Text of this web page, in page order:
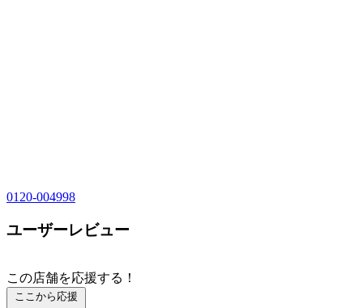
0120-004998
ユーザーレビュー
この店舗を応援する！
ここから応援